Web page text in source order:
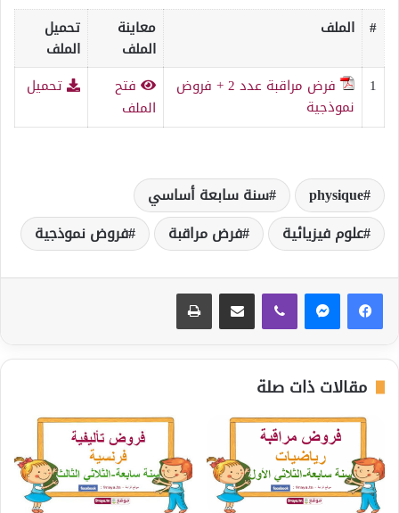
# الملف
معاينة
الملف
تحميل
الملف
1
فرض مراقبة عدد 2 + فروض
نموذجية
فتح
الملف
تحميل
physique
سنة سابعة أساسي
علوم فيزيائية
فرض مراقبة فروض نموذجية
مقالات ذات صلة